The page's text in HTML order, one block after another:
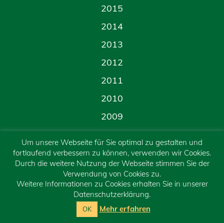
2015
2014
2013
2012
2011
2010
2009
2008
2007
Testseite
Unsere Tiere
Zuhause gesucht
Um unsere Webseite für Sie optimal zu gestalten und
fortlaufend verbessern zu können, verwenden wir Cookies.
Durch die weitere Nutzung der Webseite stimmen Sie der
Verwendung von Cookies zu.
Weitere Informationen zu Cookies erhalten Sie in unserer
Datenschutzerklärung.
OK Mehr erfahren